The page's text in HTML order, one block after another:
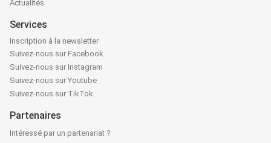
Actualités
Services
Inscription à la newsletter
Suivez-nous sur Facebook
Suivez-nous sur Instagram
Suivez-nous sur Youtube
Suivez-nous sur TikTok
Partenaires
Intéressé par un partenariat ?